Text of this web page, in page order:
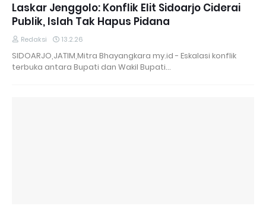
Laskar Jenggolo: Konflik Elit Sidoarjo Ciderai
Publik, Islah Tak Hapus Pidana
Redaksi 13.2.26
SIDOARJO,JATIM,Mitra Bhayangkara my.id - Eskalasi konflik
terbuka antara Bupati dan Wakil Bupati…